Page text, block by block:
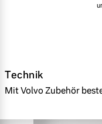
Technik
Mit Volvo Zubehör